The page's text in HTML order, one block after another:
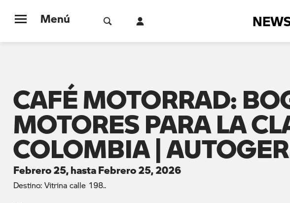
Menú
CAFÉ MOTORRAD:
MOTORES PARA LA
COLOMBIA |
Febrero 25, hasta Febrero 25, 2026
Destino: Vitrina calle 198..